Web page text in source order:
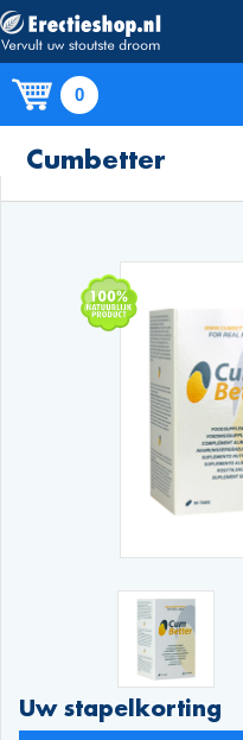
0
Cumbetter
Uw stapelkorting